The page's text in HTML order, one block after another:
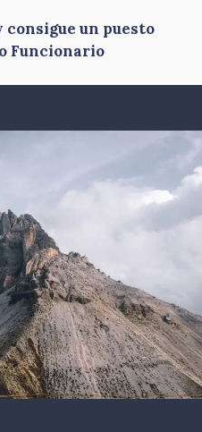
un puesto
Funcionario